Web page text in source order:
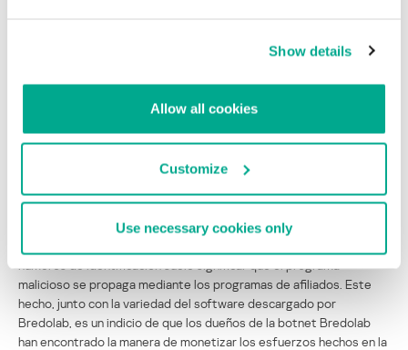
Show details
Allow all cookies
Customize
Use necessary cookies only
Y esta lista no está completa, ni mucho menos.
Algunos de estos programas maliciosos envían en las solicitudes a
número del asociado. Por ejemplo, el Backdoor.Win32.Shiz
descargado por Bredolab envía el parámetro seller=15 que significa
malicioso se propaga mediante los programas de afiliados. Este
hecho, junto con la variedad del software descargado por
Bredolab, es un indicio de que los dueños de la botnet Bredolab
han encontrado la manera de monetizar los esfuerzos hechos en la